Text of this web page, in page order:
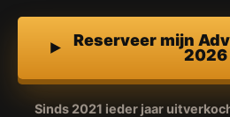
Reserveer mijn
2026
Sinds 2021 ieder jaar